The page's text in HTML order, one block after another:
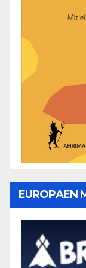
EUROPAEN